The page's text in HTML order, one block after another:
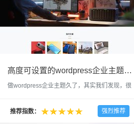
高度可设置的wordpress企业主题indigo分享
做wordpress企业主题久了，其实我们发现，很
配色和元素细节。为此我们创造了一个高可设
置，并且模块可以重复利用的wordpress企业主
推荐指数： 强烈推荐